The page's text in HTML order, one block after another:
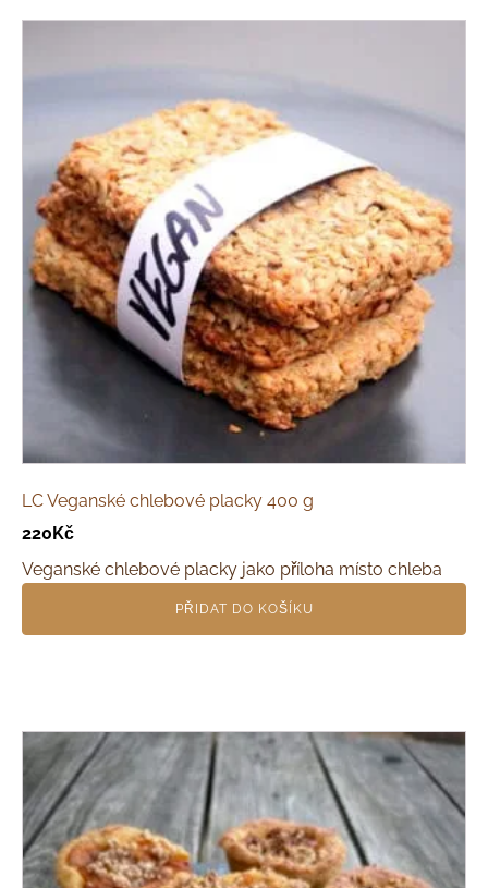
LC Veganské chlebové placky 400 g
220Kč
Veganské chlebové placky jako příloha místo chleba
PŘIDAT DO KOŠÍKU